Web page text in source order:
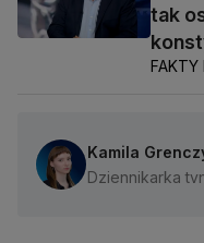
tak
FAKTY
Kamila
Dziennikarka